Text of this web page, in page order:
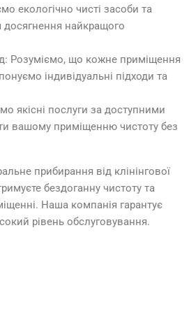
екологічно чисті засоби та
досягнення найкращого
Розуміємо, що кожне приміщення
індивідуальні підходи та
якісні послуги за доступними
вашому приміщенню чистоту без
прибирання від клінінгової
бездоганну чистоту та
Наша компанія гарантує
рівень обслуговування.